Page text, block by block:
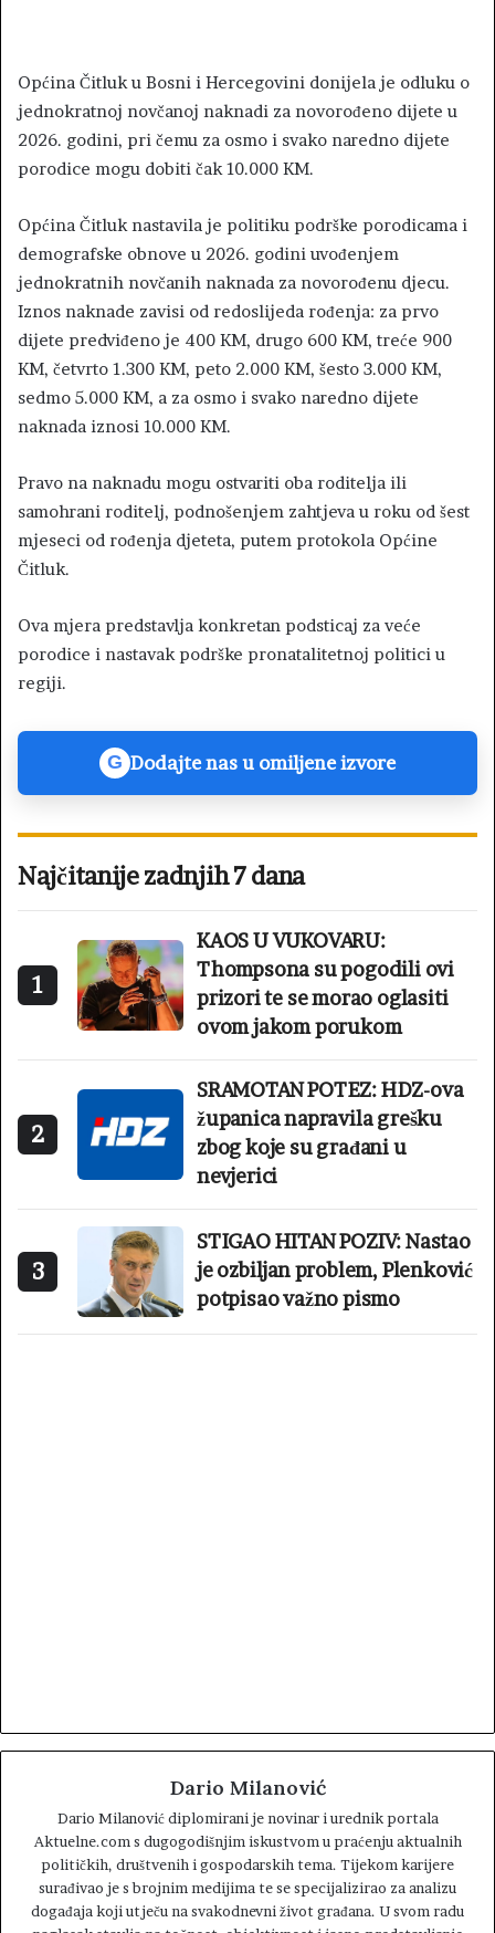
Općina Čitluk u Bosni i Hercegovini donijela je odluku o
jednokratnoj novčanoj naknadi za novorođeno dijete u
2026. godini, pri čemu za osmo i svako naredno dijete
porodice mogu dobiti čak 10.000 KM.
Općina Čitluk nastavila je politiku podrške porodicama i
demografske obnove u 2026. godini uvođenjem
jednokratnih novčanih naknada za novorođenu djecu.
Iznos naknade zavisi od redoslijeda rođenja: za prvo
dijete predviđeno je 400 KM, drugo 600 KM, treće 900
KM, četvrto 1.300 KM, peto 2.000 KM, šesto 3.000 KM,
sedmo 5.000 KM, a za osmo i svako naredno dijete
naknada iznosi 10.000 KM.
Pravo na naknadu mogu ostvariti oba roditelja ili
samohrani roditelj, podnošenjem zahtjeva u roku od šest
mjeseci od rođenja djeteta, putem protokola Općine
Čitluk.
Ova mjera predstavlja konkretan podsticaj za veće
porodice i nastavak podrške pronatalitetnoj politici u
regiji.
G Dodajte nas u omiljene izvore
Najčitanije zadnjih 7 dana
1
KAOS U VUKOVARU:
Thompsona su pogodili ovi
prizori te se morao oglasiti
ovom jakom porukom
2
SRAMOTAN POTEZ: HDZ-ova
županica napravila grešku
zbog koje su građani u
nevjerici
3
STIGAO HITAN POZIV: Nastao
je ozbiljan problem, Plenković
potpisao važno pismo
Dario Milanović
Dario Milanović diplomirani je novinar i urednik portala
Aktuelne.com s dugogodišnjim iskustvom u praćenju aktualnih
političkih, društvenih i gospodarskih tema. Tijekom karijere
surađivao je s brojnim medijima te se specijalizirao za analizu
događaja koji utječu na svakodnevni život građana. U svom radu